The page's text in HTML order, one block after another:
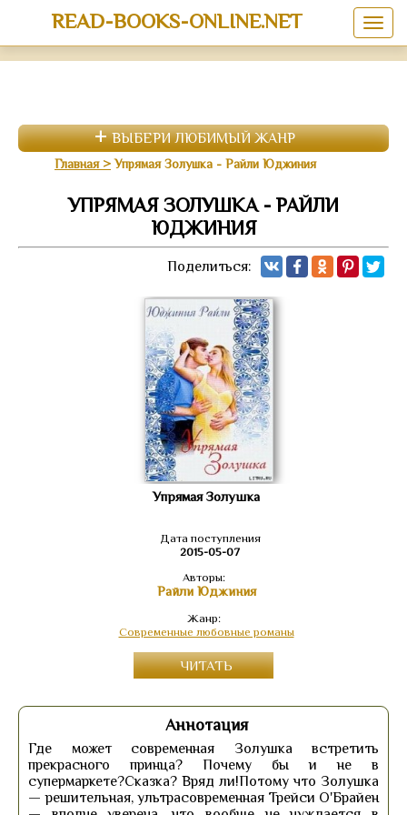
READ-BOOKS-ONLINE.NET
ВЫБЕРИ ЛЮБИМЫЙ ЖАНР
Главная Упрямая Золушка - Райли Юджиния
УПРЯМАЯ ЗОЛУШКА - РАЙЛИ
ЮДЖИНИЯ
Поделиться:
Упрямая Золушка
Дата поступления
2015-05-07
Авторы:
Райли Юджиния
Жанр:
Современные любовные романы
ЧИТАТЬ
Аннотация
Где может современная Золушка встретить
прекрасного принца? Почему бы и не в
супермаркете?Сказка? Вряд ли!Потому что Золушка
— решительная, ультрасовременная Трейси О'Брайен